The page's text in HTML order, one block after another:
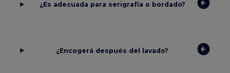
¿Es adecuada para serigrafía o bordado?
¿Encogerá después del lavado?